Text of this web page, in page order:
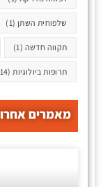
שלפוחית השתן (1)
תקווה חדשה (1)
תרופות ביולוגיות (114)
מאמרים